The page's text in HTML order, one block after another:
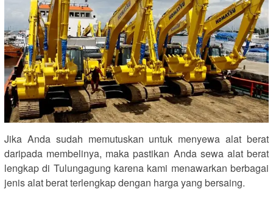
Jika Anda sudah memutuskan untuk menyewa alat berat
daripada membelinya, maka pastikan Anda sewa alat berat
lengkap di Tulungagung karena kami menawarkan berbagai
jenis alat berat terlengkap dengan harga yang bersaing.